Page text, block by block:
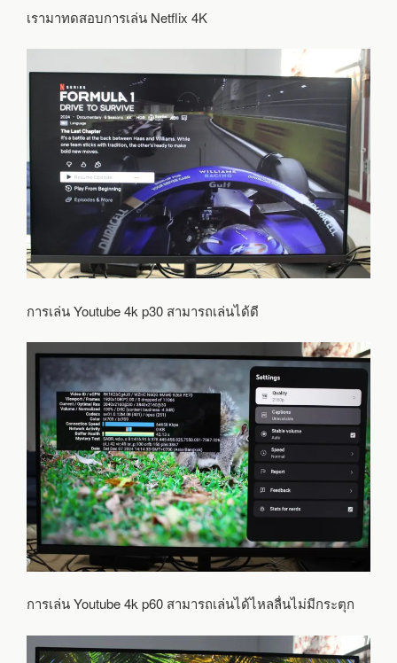
เรามาทดสอบการเล่น Netflix 4K
การเล่น Youtube 4k p30 สามารถเล่นได้ดี
การเล่น Youtube 4k p60 สามารถเล่นได้ไหลลื่นไม่มีกระตุก